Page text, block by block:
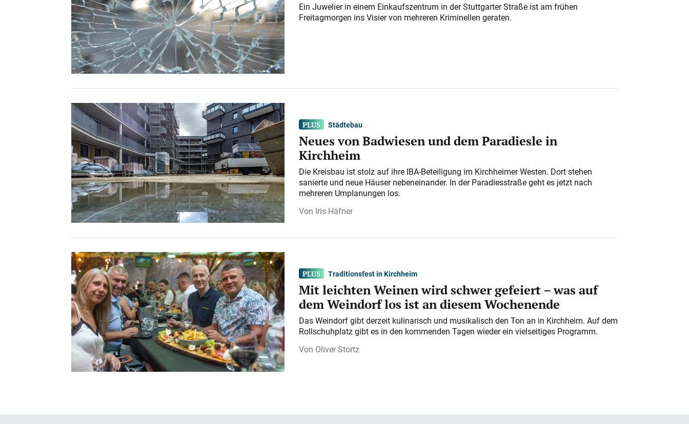
Ein Juwelier in einem Einkaufszentrum in der Stuttgarter Straße ist am frühen
Freitagmorgen ins Visier von mehreren Kriminellen geraten.
Städtebau
Neues von Badwiesen und dem Paradiesle in
Kirchheim
Die Kreisbau ist stolz auf ihre IBA-Beteiligung im Kirchheimer Westen. Dort stehen
sanierte und neue Häuser nebeneinander. In der Paradiesstraße geht es jetzt nach
mehreren Umplanungen los.
Iris Häfner
Traditionsfest in Kirchheim
Mit leichten Weinen wird schwer gefeiert – was auf
dem Weindorf los ist an diesem Wochenende
Das Weindorf gibt derzeit kulinarisch und musikalisch den Ton an in Kirchheim. Auf dem
Rollschuhplatz gibt es in den kommenden Tagen wieder ein vielseitiges Programm.
Oliver Stortz